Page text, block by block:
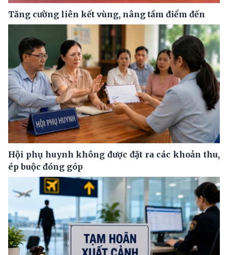
Tăng cường liên kết vùng, nâng tầm điểm đến
Hội phụ huynh không được đặt ra các khoản thu,
ép buộc đóng góp